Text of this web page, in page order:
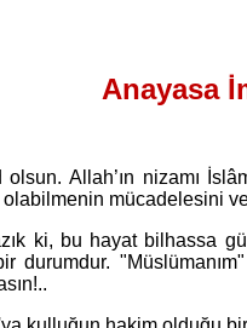
Anayasa
olsun. Allah’ın nizamı
mücadelesini
ki, bu hayat bilhassa